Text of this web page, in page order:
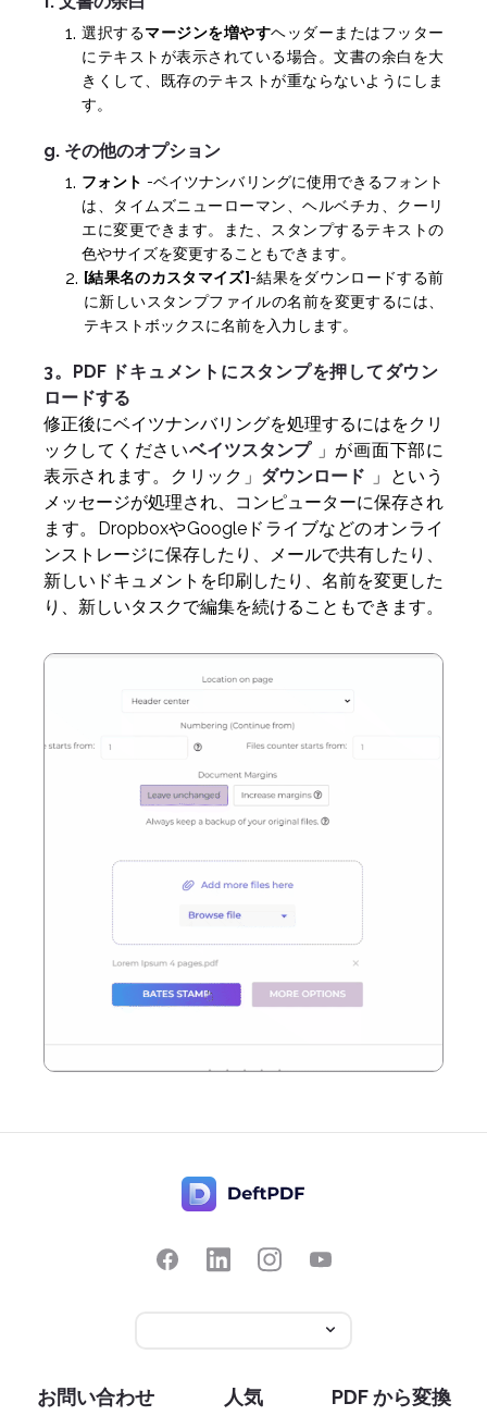
選択するマージンを増やすヘッダーまたはフッター
にテキストが表示されている場合。文書の余白を大
きくして、既存のテキストが重ならないようにしま
す。
g. その他のオプション
フォント -ベイツナンバリングに使用できるフォント
は、タイムズニューローマン、ヘルベチカ、クーリ
エに変更できます。また、スタンプするテキストの
色やサイズを変更することもできます。
[結果名のカスタマイズ] -結果をダウンロードする前
に新しいスタンプファイルの名前を変更するには、
テキストボックスに名前を入力します。
3。PDF ドキュメントにスタンプを押してダウン
ロードする
修正後にベイツナンバリングを処理するにはをクリ
ックしてくださいベイツスタンプ 」が画面下部に
表示されます。クリック」 ダウンロード
」という
メッセージが処理され、コンピューターに保存され
ます。DropboxやGoogleドライブなどのオンライ
ンストレージに保存したり、メールで共有したり、
新しいドキュメントを印刷したり、名前を変更した
り、新しいタスクで編集を続けることもできます。
お問い合わせ 人気 PDF から変換